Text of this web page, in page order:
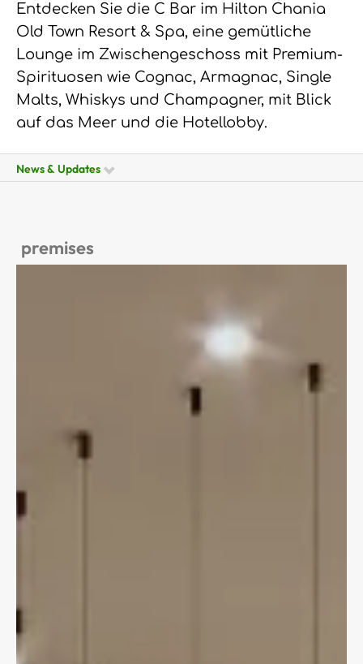
Entdecken Sie die C Bar im Hilton Chania
Old Town Resort & Spa, eine gemütliche
Lounge im Zwischengeschoss mit Premium-
Spirituosen wie Cognac, Armagnac, Single
Malts, Whiskys und Champagner, mit Blick
auf das Meer und die Hotellobby.
News & Updates
premises